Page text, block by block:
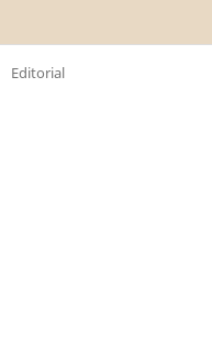
Editorial